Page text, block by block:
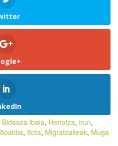
Bidasoa ibaia, Heriotza, irun,
Itoaldia, Itota, Migratzaileak, Muga